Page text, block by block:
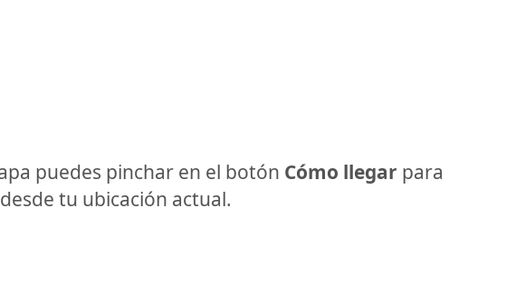
puedes pinchar en el botón Cómo llegar para
tu ubicación actual.